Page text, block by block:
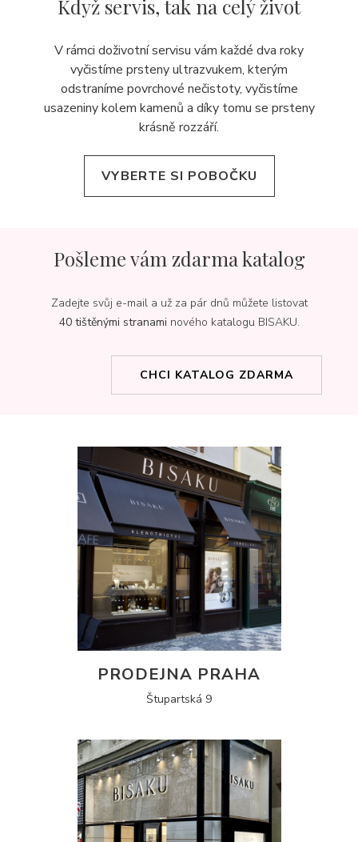
Když servis,tak na celý život
V rámci doživotní servisu vám každé dva roky
vyčistíme prsteny ultrazvukem, kterým
odstraníme povrchové nečistoty, vyčistíme
usazeniny kolem kamenů a díky tomu se prsteny
krásně rozzáří.
VYBERTE SI POBOČKU
Pošleme vám zdarma katalog
Zadejte svůj e-mail a už za pár dnů můžete listovat
40 tištěnými stranami nového katalogu BISAKU.
CHCI KATALOG ZDARMA
PRODEJNA PRAHA
Štupartská 9